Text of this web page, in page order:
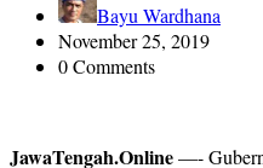
Bayu Wardhana
November 25, 2019
0 Comments
JawaTengah.Online—-